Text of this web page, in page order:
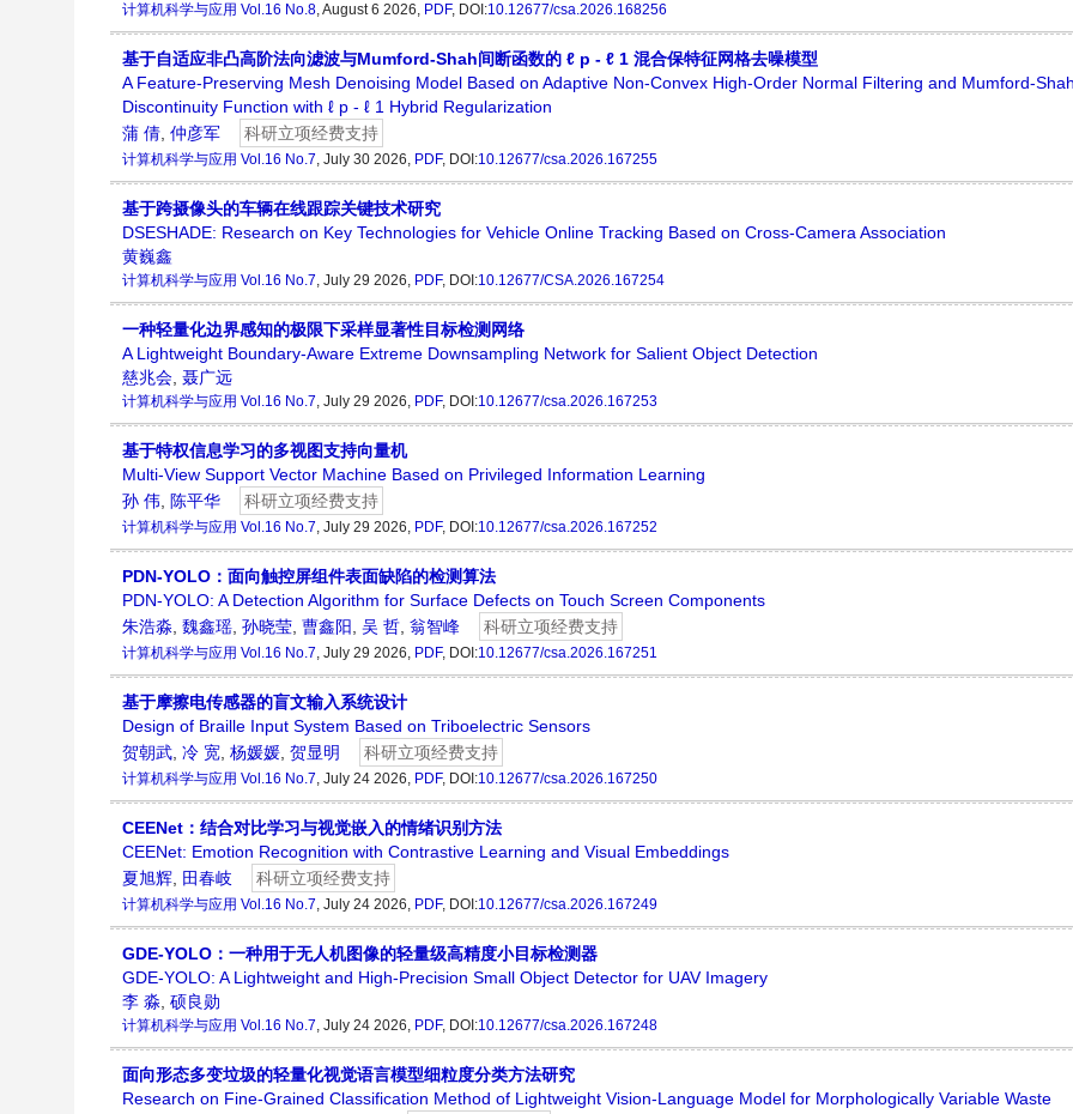
计算机科学与应用 Vol.16 No.8, August 6 2026, PDF, DOI:10.12677/csa.2026.168256
基于自适应非凸高阶法向滤波与Mumford-Shah间断函数的 ℓ p - ℓ 1 混合保特征网格去噪模型
A Feature-Preserving Mesh Denoising Model Based on Adaptive Non-Convex High-Order Normal Filtering and Mumford-
Discontinuity Function with ℓ p - ℓ 1 Hybrid Regularization
蒲 倩, 仲彦军 科研立项经费支持
计算机科学与应用 Vol.16 No.7, July 30 2026, PDF, DOI:10.12677/csa.2026.167255
基于跨摄像头的车辆在线跟踪关键技术研究
DSESHADE: Research on Key Technologies for Vehicle Online Tracking Based on Cross-Camera Association
黄巍鑫
计算机科学与应用 Vol.16 No.7, July 29 2026, PDF, DOI:10.12677/CSA.2026.167254
一种轻量化边界感知的极限下采样显著性目标检测网络
A Lightweight Boundary-Aware Extreme Downsampling Network for Salient Object Detection
慈兆会, 聂广远
计算机科学与应用 Vol.16 No.7, July 29 2026, PDF, DOI:10.12677/csa.2026.167253
基于特权信息学习的多视图支持向量机
Multi-View Support Vector Machine Based on Privileged Information Learning
孙 伟, 陈平华 科研立项经费支持
计算机科学与应用 Vol.16 No.7, July 29 2026, PDF, DOI:10.12677/csa.2026.167252
PDN-YOLO：面向触控屏组件表面缺陷的检测算法
PDN-YOLO: A Detection Algorithm for Surface Defects on Touch Screen Components
朱浩淼, 魏鑫瑶, 孙晓莹, 曹鑫阳, 吴 哲, 翁智峰 科研立项经费支持
计算机科学与应用 Vol.16 No.7, July 29 2026, PDF, DOI:10.12677/csa.2026.167251
基于摩擦电传感器的盲文输入系统设计
Design of Braille Input System Based on Triboelectric Sensors
贺朝武, 冷 宽, 杨媛媛, 贺显明 科研立项经费支持
计算机科学与应用 Vol.16 No.7, July 24 2026, PDF, DOI:10.12677/csa.2026.167250
CEENet：结合对比学习与视觉嵌入的情绪识别方法
CEENet: Emotion Recognition with Contrastive Learning and Visual Embeddings
夏旭辉, 田春岐 科研立项经费支持
计算机科学与应用 Vol.16 No.7, July 24 2026, PDF, DOI:10.12677/csa.2026.167249
GDE-YOLO：一种用于无人机图像的轻量级高精度小目标检测器
GDE-YOLO: A Lightweight and High-Precision Small Object Detector for UAV Imagery
李 淼, 硕良勋
计算机科学与应用 Vol.16 No.7, July 24 2026, PDF, DOI:10.12677/csa.2026.167248
面向形态多变垃圾的轻量化视觉语言模型细粒度分类方法研究
Research on Fine-Grained Classification Method of Lightweight Vision-Language Model for Morphologically Variable Waste